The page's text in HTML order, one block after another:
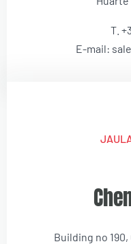
T.
E-mail:
Building no